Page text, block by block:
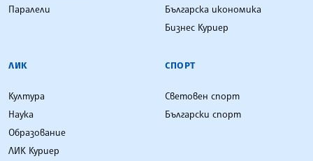
Паралели
Българска икономика
Бизнес Куриер
ЛИК
Култура
Наука
Образование
ЛИК Куриер
СПОРТ
Световен спорт
Български спорт